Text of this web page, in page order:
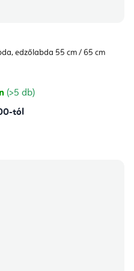
edzőlabda 55 cm / 65 cm
(>5 db)
tól